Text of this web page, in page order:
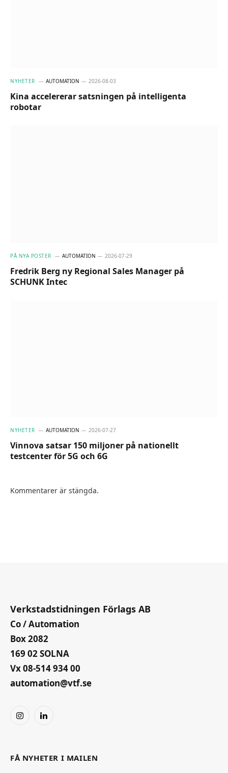
NYHETER AUTOMATION 2026-08-03
Kina accelererar satsningen på intelligenta
robotar
PÅ NYA POSTER AUTOMATION 2026-07-29
Fredrik Berg ny Regional Sales Manager på
SCHUNK Intec
NYHETER AUTOMATION 2026-07-27
Vinnova satsar 150 miljoner på nationellt
testcenter för 5G och 6G
Kommentarer är stängda.
Verkstadstidningen Förlags AB
Co / Automation
Box 2082
169 02 SOLNA
Vx 08-514 934 00
automation@vtf.se
InstagramLinkedIn
FÅ NYHETER I MAILEN